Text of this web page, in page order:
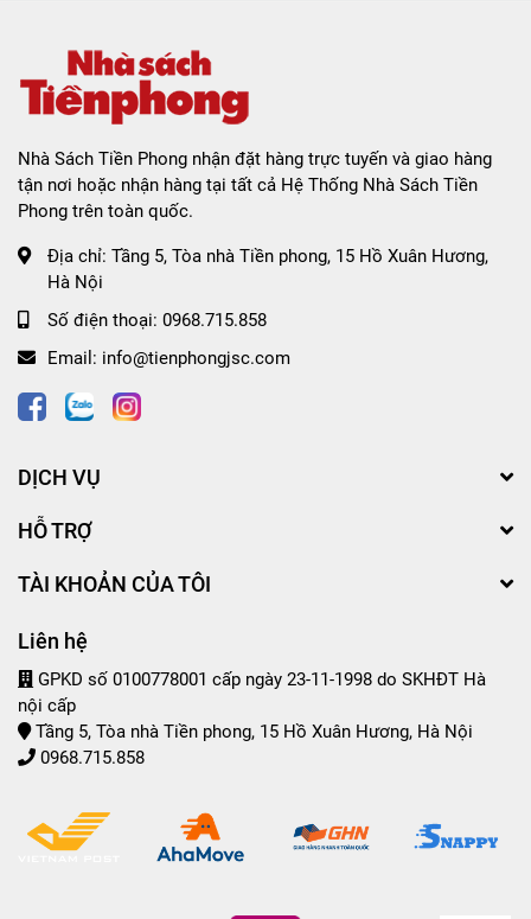
Nhà Sách Tiền Phong nhận đặt hàng trực tuyến và giao hàng
tận nơi hoặc nhận hàng tại tất cả Hệ Thống Nhà Sách Tiền
Phong trên toàn quốc.
Địa chỉ: Tầng 5, Tòa nhà Tiền phong, 15 Hồ Xuân Hương,
Hà Nội
Số điện thoại: 0968.715.858
Email: info@tienphongjsc.com
DỊCH VỤ
HỖ TRỢ
TÀI KHOẢN CỦA TÔI
Liên hệ
GPKD số 0100778001 cấp ngày 23-11-1998 do SKHĐT Hà
nội cấp
Tầng 5, Tòa nhà Tiền phong, 15 Hồ Xuân Hương, Hà Nội
0968.715.858